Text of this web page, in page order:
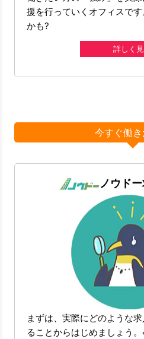
援を行っていくオフィスで
かも?
詳しく
今すぐ働き
ノウド
まずは、実際にどのような
ることからはじめましょう。